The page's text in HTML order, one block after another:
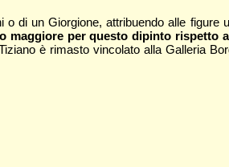
di un Giorgione, attribuendo alle figure
maggiore per questo dipinto rispetto
è rimasto vincolato alla Galleria